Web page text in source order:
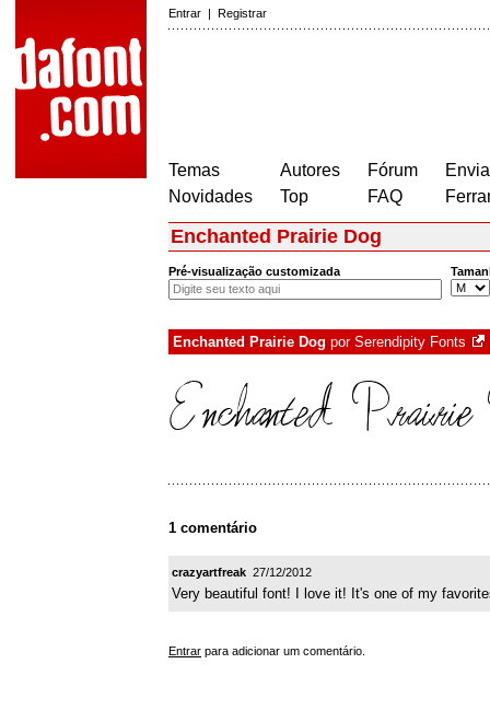
Entrar | Registrar
Temas
Novidades
Autores
Top
Fórum
FAQ
Enchanted Prairie Dog
Pré-visualização customizada
Enchanted Prairie Dog por Serendipity Fonts
1 comentário
crazyartfreak 27/12/2012
Very beautiful font! I love it! It's one of my
Entrar para adicionar um comentário.